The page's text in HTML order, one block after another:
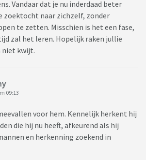
man met geverfd halflang haar en
Een vrij groot en grof gezicht
en enorme handen en voeten.
in onze opinie op tiktok en andere
worden getoond. Ons kind
wel allemaal zal gaan krijgen. En een
met ruzie weggewoven.
elkaar wordt geslagen en een kut leven
die als een soort manwijf zich zal
Vandaar dat je nu inderdaad beter
zoektocht naar zichzelf, zonder
te zetten. Misschien is het een fase,
zal het leren. Hopelijk raken jullie
niet kwijt.
09:13
voor hem. Kennelijk herkent hij
die hij nu heeft, afkeurend als hij
en herkenning zoekend in